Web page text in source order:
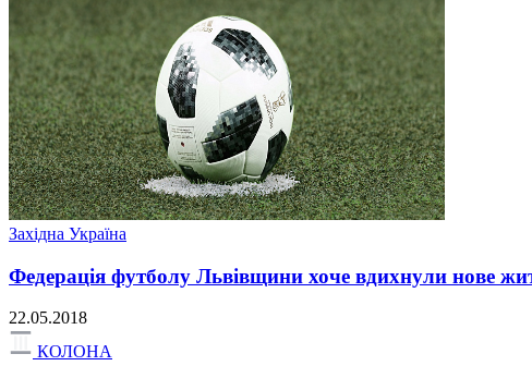
Західна Україна
Федерація футболу Львівщини хоче вдихнули нове
22.05.2018
КОЛОНА